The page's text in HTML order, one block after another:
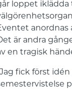
loppet iklädda
anordnas
är andra
en tragisk
fick först